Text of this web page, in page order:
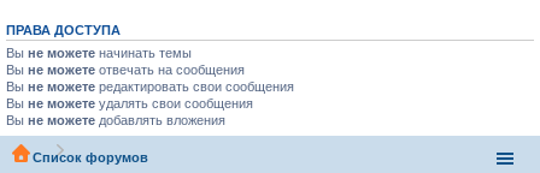
ПРАВА ДОСТУПА
Вы не можете начинать темы
Вы не можете отвечать на сообщения
Вы не можете редактировать свои сообщения
Вы не можете удалять свои сообщения
Вы не можете добавлять вложения
Список форумов